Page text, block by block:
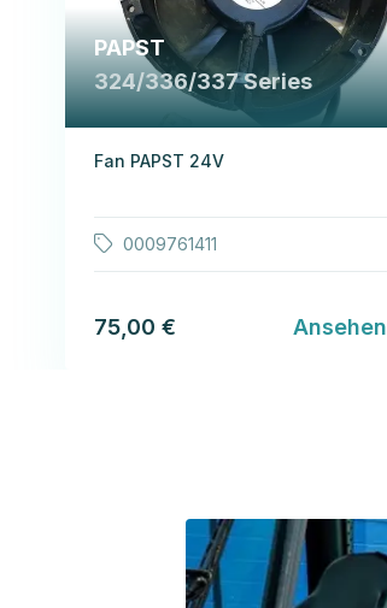
PAPST
324/336/337 Series
Fan PAPST 24V
0009761411
75,00 € Ansehen